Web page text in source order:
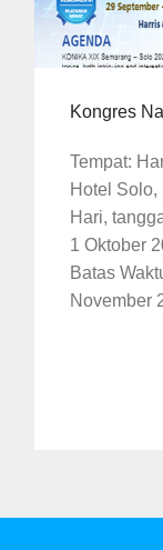
Kongres
Tempat:
Hotel Solo,
Hari,
1 Oktober
Batas
November